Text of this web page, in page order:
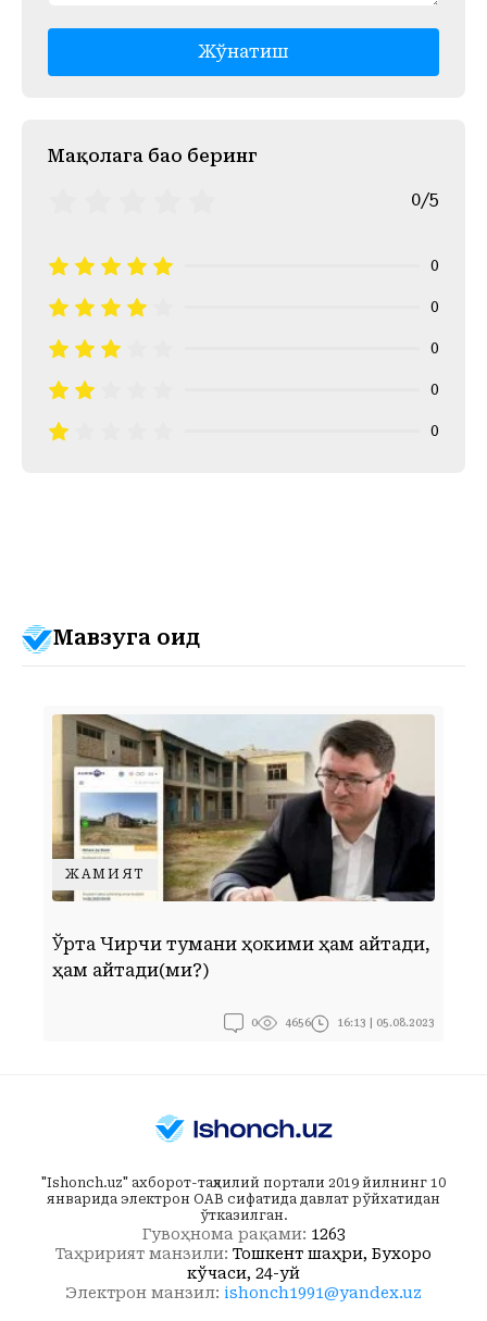
Жўнатиш
Mақолага баҳо беринг
0/5
0
0
0
0
0
Мавзуга оид
ЖАМИЯТ
Ўрта Чирчиқ тумани ҳокими ҳам айтади,
ҳам қайтади(ми?)
0 4656 16:13 | 05.08.2023
"Ishonch.uz" ахборот-таҳлилий портали 2019 йилнинг 10
январида электрон ОАВ сифатида давлат рўйхатидан
ўтказилган.
Гувоҳнома рақами: 1263
Таҳририят манзили: Тошкент шаҳри, Бухоро
кўчаси, 24-уй
Электрон манзил: ishonch1991@yandex.uz